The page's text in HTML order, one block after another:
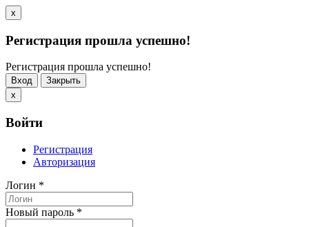
x
Регистрация прошла успешно!
Регистрация прошла успешно!
Вход
Закрыть
x
Войти
Регистрация
Авторизация
Логин *
Новый пароль *